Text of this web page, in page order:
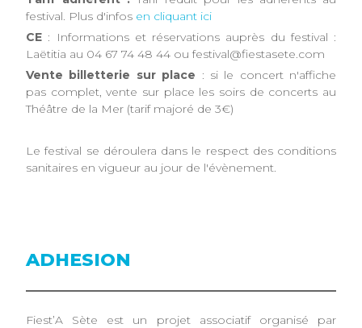
festival. Plus d'infos en cliquant ici
CE : Informations et réservations auprès du festival :
Laëtitia au 04 67 74 48 44 ou festival@fiestasete.com
Vente billetterie sur place : si le concert n'affiche
pas complet, vente sur place les soirs de concerts au
Théâtre de la Mer (tarif majoré de 3€)
Le festival se déroulera dans le respect des conditions
sanitaires en vigueur au jour de l'évènement.
ADHESION
Fiest’A Sète est un projet associatif organisé par